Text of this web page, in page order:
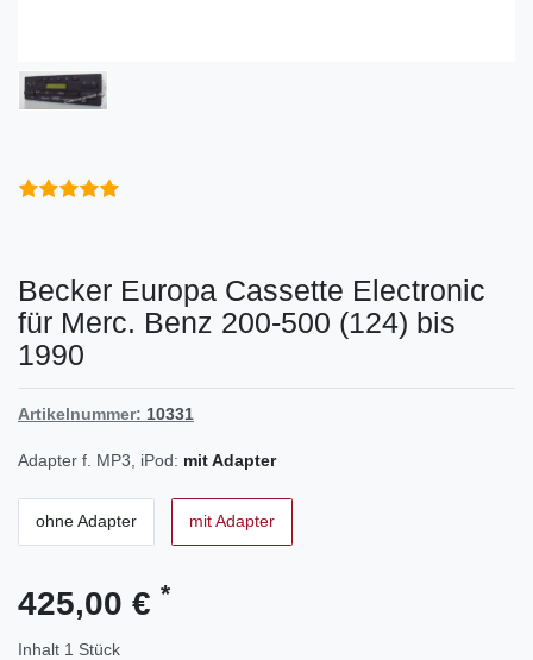
Becker Europa Cassette Electronic
für Merc. Benz 200-500 (124) bis
1990
Artikelnummer: 10331
Adapter f. MP3, iPod: mit Adapter
ohne Adapter mit Adapter
425,00 € *
Inhalt 1 Stück